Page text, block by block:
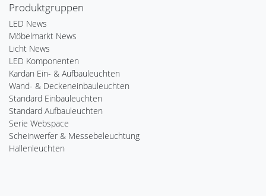
Produktgruppen
LED News
Möbelmarkt News
Licht News
LED Komponenten
Kardan Ein- & Aufbauleuchten
Wand- & Deckeneinbauleuchten
Standard Einbauleuchten
Standard Aufbauleuchten
Serie Webspace
Scheinwerfer & Messebeleuchtung
Hallenleuchten